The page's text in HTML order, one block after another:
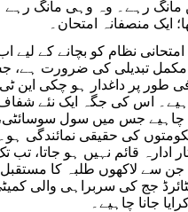
مانگ رہے۔ وہ وہی مانگ
ایک منصفانہ امتحان۔
نظام کو بچانے کے لیے اب
مکمل تبدیلی کی ضرورت
طور پر داغدار ہو چکی این
اس کی جگہ ایک نئے شفاف
چاہیے جس میں سول
کی حقیقی نمائندگی
ادارہ قائم نہیں ہو جاتا،
جن سے لاکھوں طلبہ کا
جج کی سربراہی والی
جانا چاہیے۔